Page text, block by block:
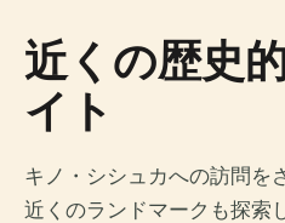
近くの歴史
イト
キノ・シシュカへの訪問を
近くのランドマークも探索